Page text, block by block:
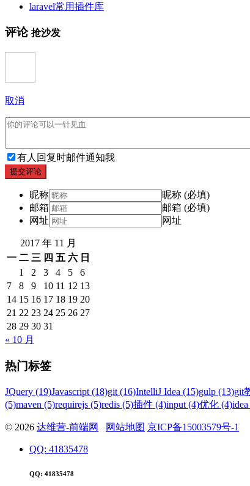
laravel常用插件库
评论 抢沙发
取消
有人回复时邮件通知我
提交评论
昵称
昵称 (必填)
邮箱
邮箱 (必填)
网址
网址
2017 年 11 月
一 二 三 四 五 六 日
1
2 3 4 5
6
7
8 9 10 11 12 13
14 15 16 17 18 19 20
21 22 23 24 25 26 27
28 29 30 31
« 10 月
热门标签
JQuery (19)Javascript (18)git (16)IntelliJ Idea (15)gulp (13)git
(5)maven (5)requirejs (5)redis (5)插件 (4)input (4)优化 (4)
© 2026 达维营-前端网 网站地图 京ICP备15003579号-1
QQ: 41835478
QQ: 41835478